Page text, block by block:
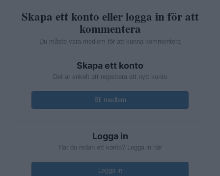
Skapa ett konto eller logga in för att
kommentera
Du måste vara medlem för att kunna kommentera
Skapa ett konto
Det är enkelt att registrera ett nytt konto
Bli medlem
Logga in
Har du redan ett konto? Logga in här
Logga in